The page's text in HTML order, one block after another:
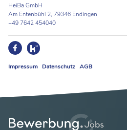
HeiBa GmbH
Am Entenbühl 2, 79346 Endingen
+49 7642 454040
Impressum Datenschutz AGB